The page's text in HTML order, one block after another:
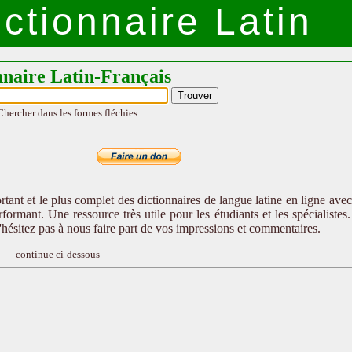
Latin
Latin-Français
dans les formes fléchies
et le plus complet des dictionnaires de langue latine en ligne
Une ressource très utile pour les étudiants et les
pas à nous faire part de vos impressions et commentaires.
continue ci-dessous